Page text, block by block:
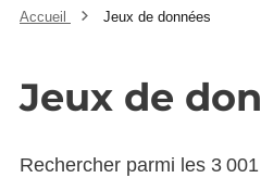
Accueil Jeux de données
Jeux de
Rechercher parmi les 3